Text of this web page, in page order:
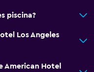
piscina?
Los Angeles
American Hotel